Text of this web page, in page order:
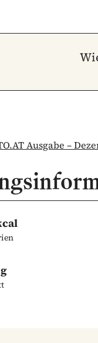
Ausgabe –